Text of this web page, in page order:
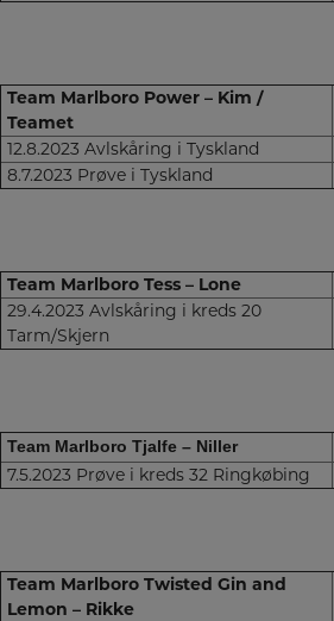
Team Marlboro Power – Kim /
Teamet
12.8.2023 Avlskåring i Tyskland
8.7.2023 Prøve i Tyskland
Team Marlboro Tess – Lone
29.4.2023 Avlskåring i kreds 20
Tarm/Skjern
Team Marlboro Tjalfe – Niller
7.5.2023 Prøve i kreds 32 Ringkøbing
Team Marlboro Twisted Gin and
Lemon – Rikke